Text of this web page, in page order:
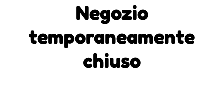
Negozio
temporaneamente
chiuso